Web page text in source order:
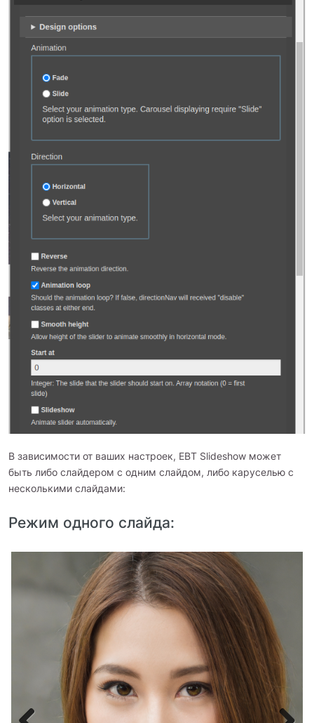
В зависимости от ваших настроек, EBT Slideshow может
быть либо слайдером с одним слайдом, либо каруселью с
несколькими слайдами:
Режим одного слайда: